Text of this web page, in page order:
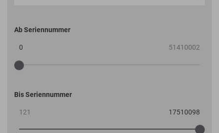
Ab Seriennummer
Bis Seriennummer